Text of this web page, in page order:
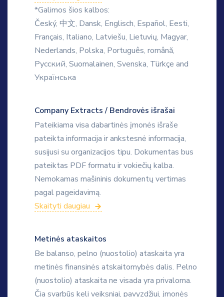
*Galimos šios kalbos:
Český, 中文, Dansk, Englisch, Español, Eesti,
Français, Italiano, Latviešu, Lietuvių, Magyar,
Nederlands, Polska, Português, română,
Русский, Suomalainen, Svenska, Türkçe and
Українська
Company Extracts / Bendrovės išrašai
Pateikiama visa dabartinės įmonės išraše
pateikta informacija ir ankstesnė informacija,
susijusi su organizacijos tipu. Dokumentas bus
pateiktas PDF formatu ir vokiečių kalba.
Nemokamas mašininis dokumentų vertimas
pagal pageidavimą.
Skaityti daugiau
Metinės ataskaitos
Be balanso, pelno (nuostolio) ataskaita yra
metinės finansinės atskaitomybės dalis. Pelno
(nuostolio) ataskaita ne visada yra privaloma.
Čia svarbūs keli veiksniai, pavyzdžiui, įmonės